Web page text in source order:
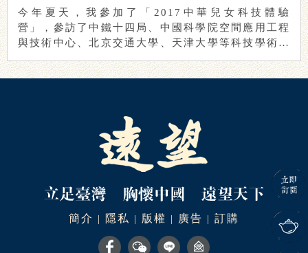
今年夏天，我參加了「2017中華兒女科技體驗
營」，參訪了中鐵十四局、中國科學院空間應用工程
與技術中心、北京交通大學、天津大學等科技學術單
簡介 | 隱私 | 版權 | 廣告 | 訂購